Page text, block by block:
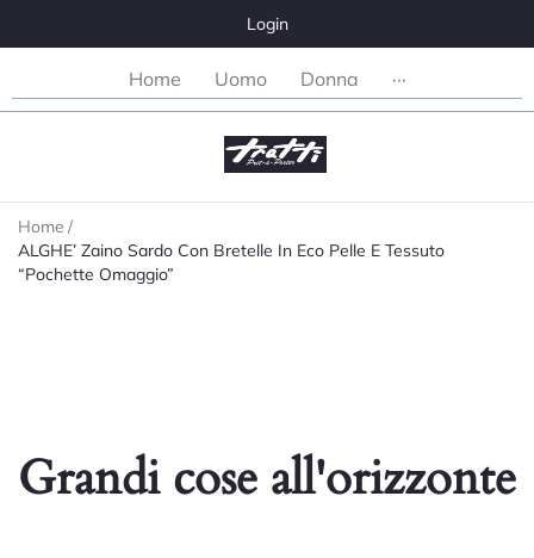
Login
Home Uomo Donna ···
Home /
ALGHE’ Zaino Sardo Con Bretelle In Eco Pelle E Tessuto
“Pochette Omaggio”
Grandi cose all'orizzonte